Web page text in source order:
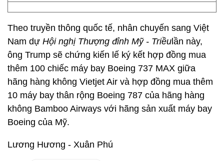
Theo truyền thông quốc tế, nhân chuyến sang Việt
Nam dự Hội nghị Thượng đỉnh Mỹ - Triều lần này,
ông Trump sẽ chứng kiến lế ký kết hợp đồng mua
thêm 100 chiếc máy bay Boeing 737 MAX giữa
hãng hàng không Vietjet Air và hợp đồng mua thêm
10 máy bay thân rộng Boeing 787 của hãng hàng
không Bamboo Airways với hãng sản xuất máy bay
Boeing của Mỹ.
Lương Hương - Xuân Phú